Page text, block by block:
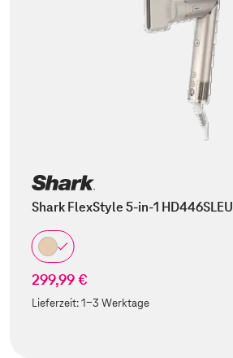
Shark FlexStyle 5-in-1 HD446SLEU
299,99 €
Lieferzeit:1-3 Werktage